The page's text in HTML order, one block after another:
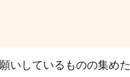
いしているものの集めた